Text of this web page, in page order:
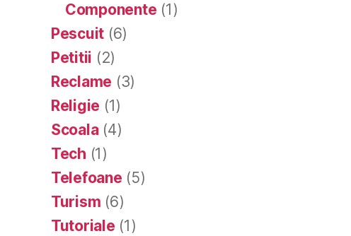
Componente (1)
Pescuit (6)
Petitii (2)
Reclame (3)
Religie (1)
Scoala(4)
Tech (1)
Telefoane (5)
Turism (6)
Tutoriale (1)